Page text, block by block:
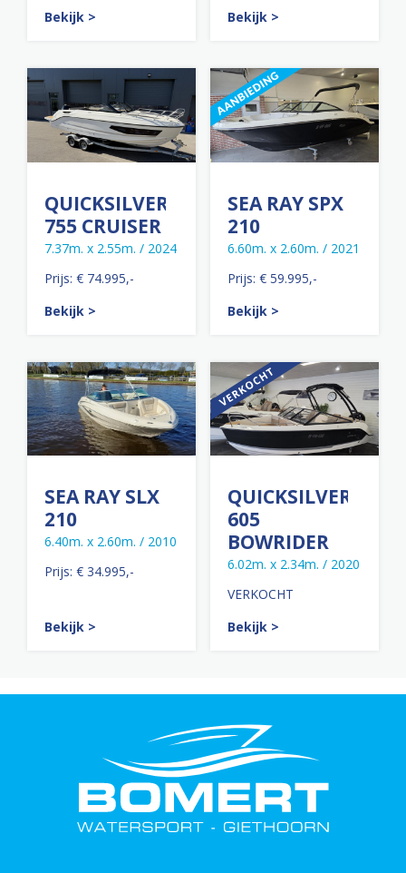
Bekijk >
Bekijk >
QUICKSILVER
755 CRUISER
7.37m. x 2.55m. / 2024
Prijs: € 74.995,-
Bekijk >
SEA RAY SPX
210
6.60m. x 2.60m. / 2021
Prijs: € 59.995,-
Bekijk >
SEA RAY SLX
210
6.40m. x 2.60m. / 2010
Prijs: € 34.995,-
Bekijk >
QUICKSILVER
605
BOWRIDER
6.02m. x 2.34m. / 2020
VERKOCHT
Bekijk >